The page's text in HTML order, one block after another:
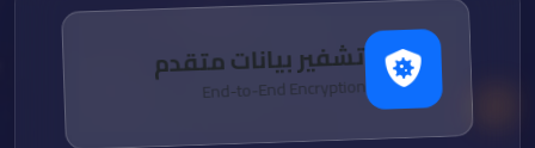
تشفير بيانات متقدم
End-to-End Encryption